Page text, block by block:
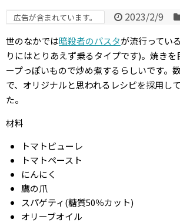
広告が含まれています。 2023/2/9
世のなかでは暗殺者のパスタが流行ってい
りにはとりあえず乗るタイプです)。焼き
ープっぽいもので炒め煮するらしいです。
で、オリジナルと思われるレシピを採用し
た。
材料
トマトピューレ
トマトペースト
にんにく
鷹の爪
スパゲティ(糖質50％カット)
オリーブオイル